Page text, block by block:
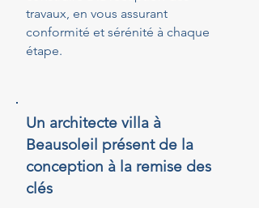
travaux, en vous assurant
conformité et sérénité à chaque
étape.
Un architecte villa à
Beausoleil présent de la
conception à la remise des
clés